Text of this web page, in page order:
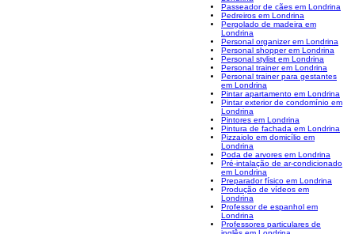
Passeador de cães em Londrina
Pedreiros em Londrina
Pergolado de madeira em
Londrina
Personal organizer em Londrina
Personal shopper em Londrina
Personal stylist em Londrina
Personal trainer em Londrina
Personal trainer para gestantes
em Londrina
Pintar apartamento em Londrina
Pintar exterior de condomínio em
Londrina
Pintores em Londrina
Pintura de fachada em Londrina
Pizzaiolo em domicílio em
Londrina
Poda de arvores em Londrina
Pré-intalação de ar-condicionado
em Londrina
Preparador físico em Londrina
Produção de vídeos em
Londrina
Professor de espanhol em
Londrina
Professores particulares de